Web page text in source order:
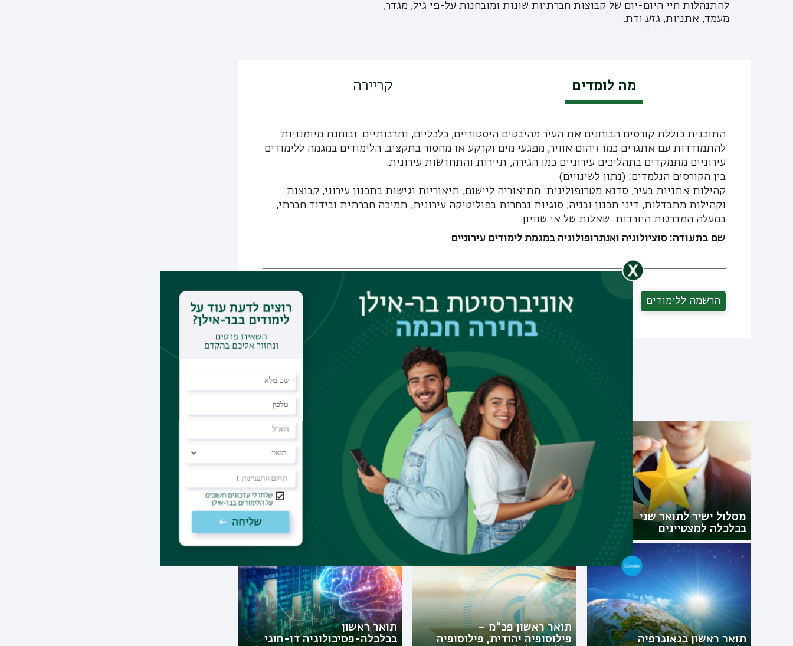
להתנהלות חיי היום-יום של קבוצות חברתיות שונות ומובחנות על-פי גיל, מגדר,
מעמד, אתניות, גזע ודת.
מה לומדים קריירה
התוכנית כוללת קורסים הבוחנים את העיר מהיבטים היסטוריים, כלכליים, ותרבותיים. ובוחנת מיומנויות
להתמודדות עם אתגרים כמו זיהום אוויר, מפגעי מים וקרקע או מחסור בתקציב. הלימודים במגמה ללימודים
עירוניים מתמקדים בתהליכים עירוניים כמו הגירה, תיירות והתחדשות עירונית.
בין הקורסים הנלמדים: (נתון לשינויים)
קהילות אתניות בעיר, סדנא מטרופולינית: מתיאוריה ליישום, תיאוריות וגישות בתכנון עירוני, קבוצות
וקהילות מתבדלות, דיני תכנון ובניה, סוגיות נבחרות בפוליטיקה עירונית, תמיכה חברתית ובידוד חברתי,
במעלה המדרגות היורדות: שאלות של אי שוויון.
שם בתעודה: סוציולוגיה ואנתרופולוגיה במגמת לימודים עירוניים
הרשמה ללימודים חזרה לקטלוג לאתר המחלקה
תוכניות דומות
מסלול ישיר לתואר שני
בכלכלה למצטיינים
תואר ראשון בפסיכולוגיה עם
פילוסופיה - דו-חוגי מובנה
תואר ראשון בגאוגרפיה
תואר ראשון פכ"מ –
פילוסופיה יהודית, פילוסופיה
תואר ראשון
בכלכלה-פסיכולוגיה דו-חוגי